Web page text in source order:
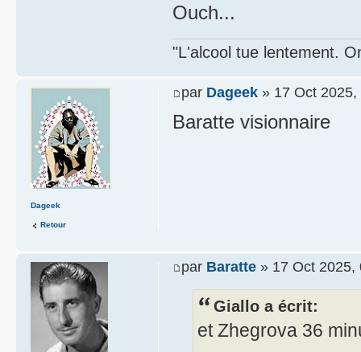
Ouch...
"L'alcool tue lentement.
par Dageek » 17 Oct 2025,
Baratte visionnaire
Dageek
Retour
par Baratte » 17 Oct 2025,
Giallo a écrit:
et Zhegrova 36